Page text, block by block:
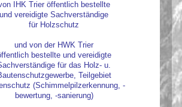
IHK Trier öffentlich bestellte
und vereidigte Sachverständige
für Holzschutz
und von der HWK Trier
bestellte und vereidigte
für das Holz- u.
Teilgebiet
(Schimmelpilzerkennung, -
bewertung, -sanierung)